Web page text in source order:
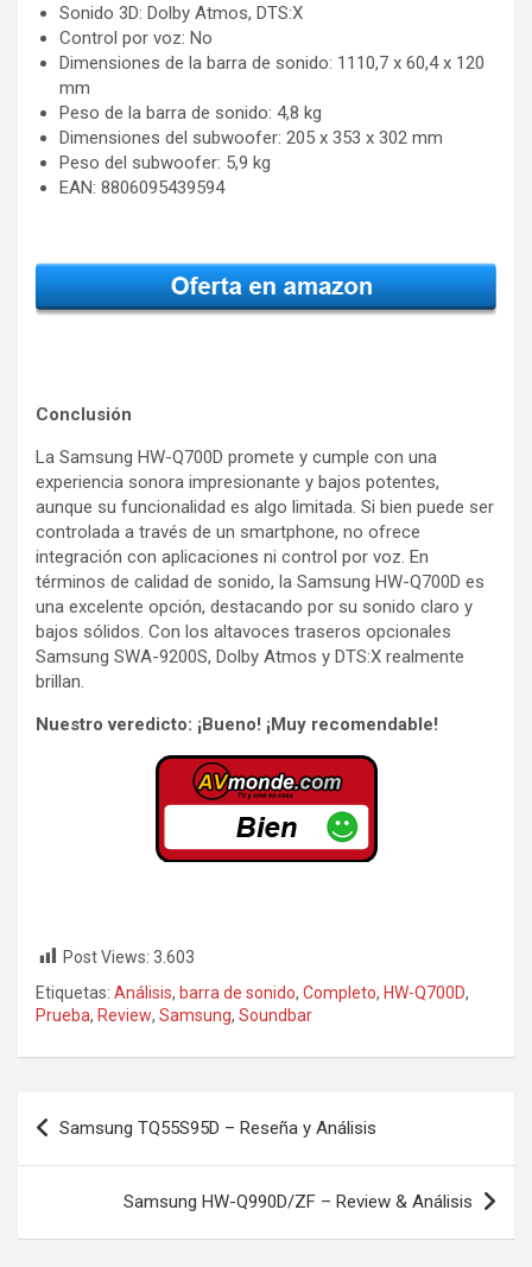
Sonido 3D: Dolby Atmos, DTS:X
Control por voz: No
Dimensiones de la barra de sonido: 1110,7 x 60,4 x 120
mm
Peso de la barra de sonido: 4,8 kg
Dimensiones del subwoofer: 205 x 353 x 302 mm
Peso del subwoofer: 5,9 kg
EAN: 8806095439594
Conclusión
La Samsung HW-Q700D promete y cumple con una
experiencia sonora impresionante y bajos potentes,
aunque su funcionalidad es algo limitada. Si bien puede ser
controlada a través de un smartphone, no ofrece
integración con aplicaciones ni control por voz. En
términos de calidad de sonido, la Samsung HW-Q700D es
una excelente opción, destacando por su sonido claro y
bajos sólidos. Con los altavoces traseros opcionales
Samsung SWA-9200S, Dolby Atmos y DTS:X realmente
brillan.
Nuestro veredicto: ¡Bueno! ¡Muy recomendable!
Post Views: 3.603
Etiquetas: Análisis, barra de sonido, Completo, HW-Q700D,
Prueba, Review, Samsung, Soundbar
Navegación
de
entradas
Samsung TQ55S95D – Reseña y Análisis
Samsung HW-Q990D/ZF – Review & Análisis